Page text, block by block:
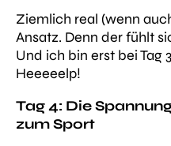
Ziemlich real (wenn
Ansatz. Denn der fühlt
Und ich bin erst bei Tag
Heeeeelp!
Tag 4: Die
zum Sport